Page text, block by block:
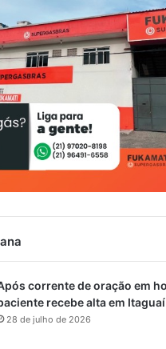
corrente de oração em
recebe alta em Itaguaí
28 de julho de 2026